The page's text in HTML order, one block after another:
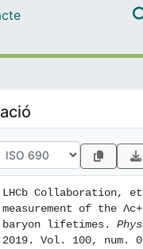
LHCb Collaboration,
measurement of the
baryon lifetimes.
2019. Vol. 100, num.